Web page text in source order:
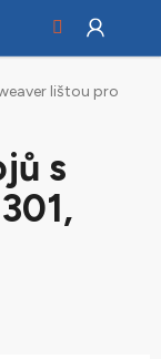
lištou pro
s